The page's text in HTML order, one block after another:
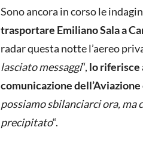
Sono ancora in corso le
trasportare Emiliano Sala a
radar questa notte l’aereo
lasciato messaggi“, lo riferisce
comunicazione
possiamo sbilanciarci ora, ma
precipitato“.